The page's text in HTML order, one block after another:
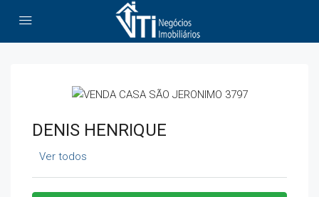
DENIS HENRIQUE
Ver todos